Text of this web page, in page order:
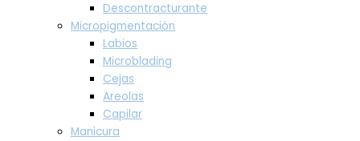
Descontracturante
Micropigmentación
Labios
Microblading
Cejas
Areolas
Capilar
Manicura